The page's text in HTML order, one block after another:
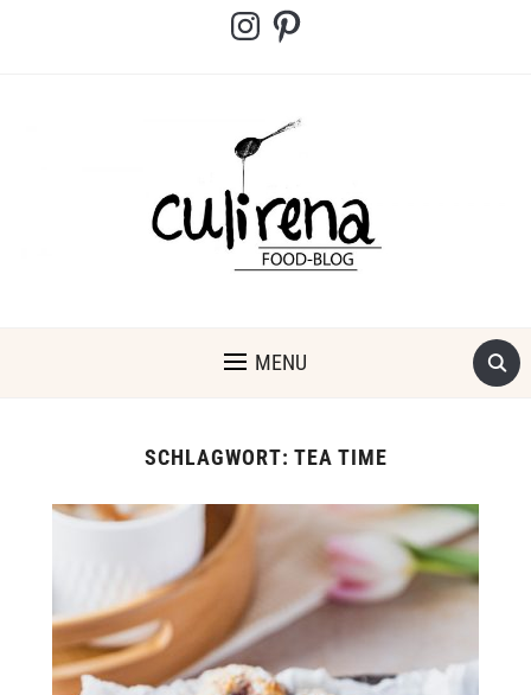
InstagramPinterest
MENU
SCHLAGWORT: TEA TIME